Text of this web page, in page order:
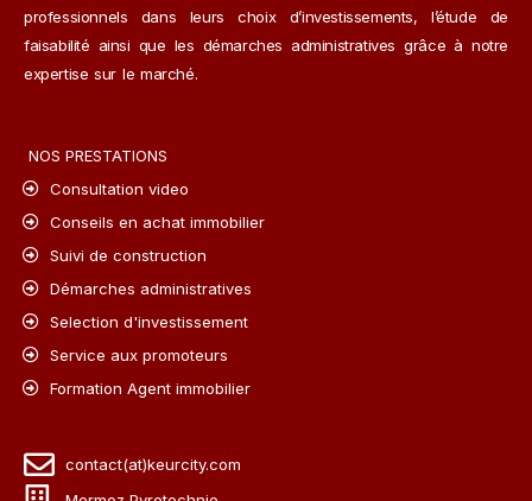
professionnels dans leurs choix d’investissements, l’étude de
faisabilité ainsi que les démarches administratives grâce à notre
expertise sur le marché.
NOS PRESTATIONS
Consultation video
Conseils en achat immobilier
Suivi de construction
Démarches administratives
Selection d'investissement
Service aux promoteurs
Formation Agent immobilier
contact(at)keurcity.com